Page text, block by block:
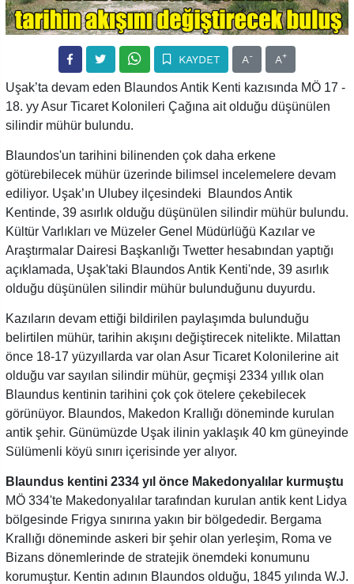
KAYDET A- A+
Uşak’ta devam eden Blaundos Antik Kenti kazısında MÖ 17 -
18. yy Asur Ticaret Kolonileri Çağına ait olduğu düşünülen
silindir mühür bulundu.
Blaundos'un tarihini bilinenden çok daha erkene
götürebilecek mühür üzerinde bilimsel incelemelere devam
ediliyor. Uşak’ın Ulubey ilçesindeki Blaundos Antik
Kentinde, 39 asırlık olduğu düşünülen silindir mühür bulundu.
Kültür Varlıkları ve Müzeler Genel Müdürlüğü Kazılar ve
Araştırmalar Dairesi Başkanlığı Twetter hesabından yaptığı
açıklamada, Uşak'taki Blaundos Antik Kenti'nde, 39 asırlık
olduğu düşünülen silindir mühür bulunduğunu duyurdu.
Kazıların devam ettiği bildirilen paylaşımda bulunduğu
belirtilen mühür, tarihin akışını değiştirecek nitelikte. Milattan
önce 18-17 yüzyıllarda var olan Asur Ticaret Kolonilerine ait
olduğu var sayılan silindir mühür, geçmişi 2334 yıllık olan
Blaundus kentinin tarihini çok çok ötelere çekebilecek
görünüyor. Blaundos, Makedon Krallığı döneminde kurulan
antik şehir. Günümüzde Uşak ilinin yaklaşık 40 km güneyinde
Sülümenli köyü sınırı içerisinde yer alıyor.
Blaundus kentini 2334 yıl önce Makedonyalılar kurmuştu
MÖ 334'te Makedonyalılar tarafından kurulan antik kent Lidya
bölgesinde Frigya sınırına yakın bir bölgededir. Bergama
Krallığı döneminde askeri bir şehir olan yerleşim, Roma ve
Bizans dönemlerinde de stratejik önemdeki konumunu
korumuştur. Kentin adının Blaundos olduğu, 1845 yılında W.J.